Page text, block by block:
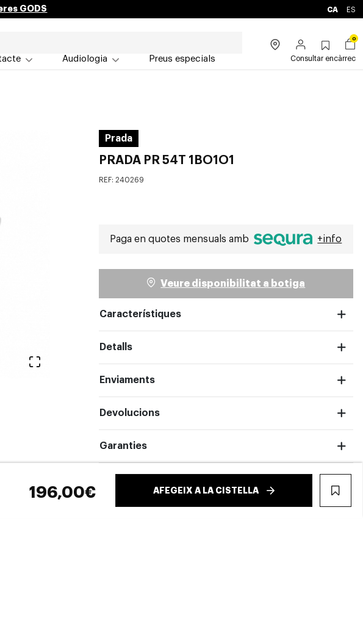
GODS CA ES
Audiologia Preus especials
0
Consultar encàrrec
Veure en pantalla completa
Prada
PRADA PR 54T 1BO1O1
REF: 240269
Paga en quotes mensuals amb +info
Veure disponibilitat a botiga
Característiques
Detalls
Enviaments
Devolucions
Garanties
196,00€ AFEGEIX A LA CISTELLA